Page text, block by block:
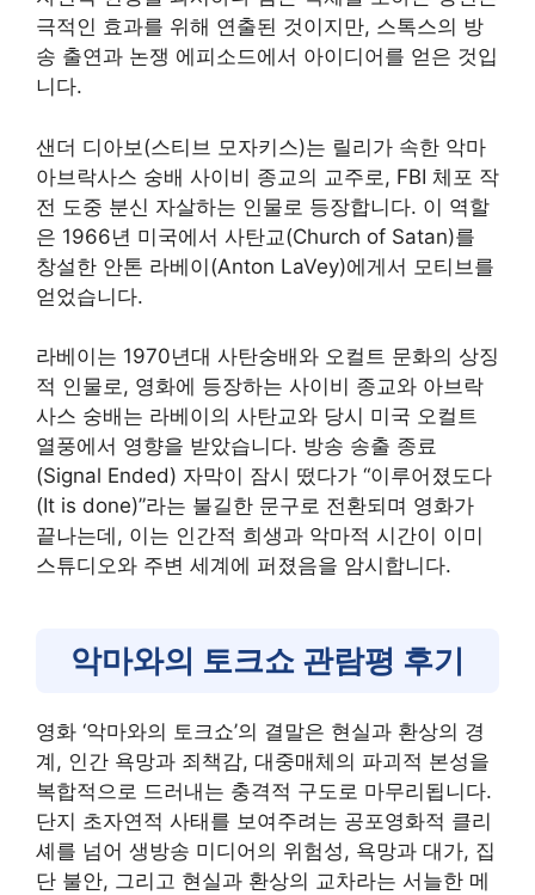
극적인 효과를 위해 연출된 것이지만, 스톡스의 방
송 출연과 논쟁 에피소드에서 아이디어를 얻은 것입
니다.
샌더 디아보(스티브 모자키스)는 릴리가 속한 악마
아브락사스 숭배 사이비 종교의 교주로, FBI 체포 작
전 도중 분신 자살하는 인물로 등장합니다. 이 역할
은 1966년 미국에서 사탄교(Church of Satan)를
창설한 안톤 라베이(Anton LaVey)에게서 모티브를
얻었습니다.
라베이는 1970년대 사탄숭배와 오컬트 문화의 상징
적 인물로, 영화에 등장하는 사이비 종교와 아브락
사스 숭배는 라베이의 사탄교와 당시 미국 오컬트
열풍에서 영향을 받았습니다. 방송 송출 종료
(Signal Ended) 자막이 잠시 떴다가 “이루어졌도다
(It is done)”라는 불길한 문구로 전환되며 영화가
끝나는데, 이는 인간적 희생과 악마적 시간이 이미
스튜디오와 주변 세계에 퍼졌음을 암시합니다.
악마와의 토크쇼 관람평 후기
영화 ‘악마와의 토크쇼’의 결말은 현실과 환상의 경
계, 인간 욕망과 죄책감, 대중매체의 파괴적 본성을
복합적으로 드러내는 충격적 구도로 마무리됩니다.
단지 초자연적 사태를 보여주려는 공포영화적 클리
셰를 넘어 생방송 미디어의 위험성, 욕망과 대가, 집
단 불안, 그리고 현실과 환상의 교차라는 서늘한 메